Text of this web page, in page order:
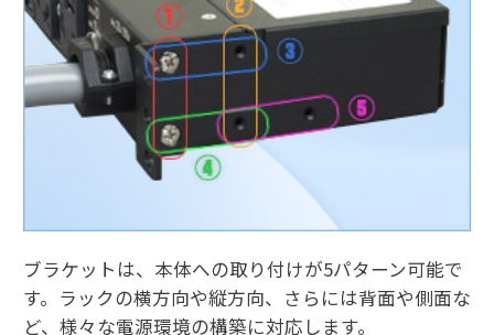
ブラケットは、本体への取り付けが5パターン可能で
す。ラックの横方向や縦方向、さらには背面や側面な
ど、様々な電源環境の構築に対応します。